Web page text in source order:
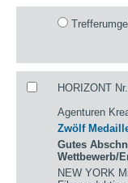
HORIZONT
Agenturen
Zwölf
Gutes
Wettbewerb/
NEW YORK